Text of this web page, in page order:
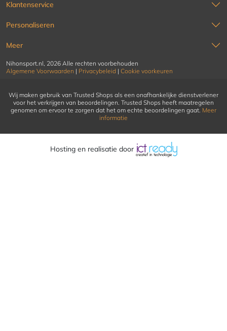
Klantenservice
Personaliseren
Meer
Nihonsport.nl, 2026 Alle rechten voorbehouden
Algemene Voorwaarden | Privacybeleid | Cookie voorkeuren
Wij maken gebruik van Trusted Shops als een onafhankelijke dienstverlener
voor het verkrijgen van beoordelingen. Trusted Shops heeft maatregelen
genomen om ervoor te zorgen dat het om echte beoordelingen gaat. Meer
informatie
Hosting en realisatie door